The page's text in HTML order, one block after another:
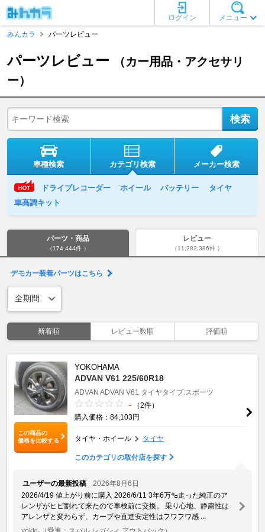
メニュー
ログイン
みんカラ
パーツレビュー
パーツレビュー
（カー用品・アクセサリ
ー）
車種検索 カテゴリ検索 メーカー検索
ドライブレコーダー ホイール バッテリー
タイヤ
車高調キット
パーツ・商品
（174,444件 ）
レビュー
（11,282,386件 ）
デモカー装着パーツはこちら
新着順 レビュー数順 評価順
この商品の
価格を比較する
YOKOHAMA
ADVAN V61 225/60R18
ADVAN ADVAN V61 タイヤタイプ:スポーツ
-
（2件）
購入価格：84,103円
タイヤ・ホイール タイヤ
このカテゴリの取付店を探す
ユーザーの最新投稿
2026年8月6日
2026/4/19 値上がり前に購入 2026/6/11 3年6万㌔走った純正のア
レンザがヒビ割れて来たので車検前に交換。 乗り心地、静粛性は
アレンザと変わらず、カーブや直進安定性はフワフワ感 ...